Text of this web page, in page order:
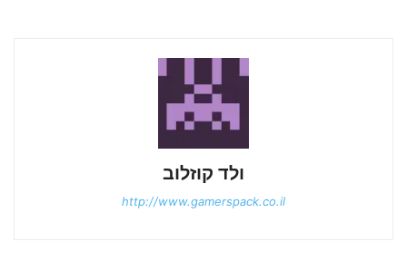
ולד קוזלוב
http://www.gamerspack.co.il